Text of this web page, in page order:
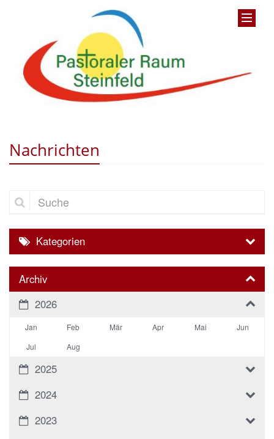
Nachrichten
Suche
Kategorien
Archiv
2026
Jan Feb Mär Apr Mai
Jun
Jul
Aug
2025
2024
2023